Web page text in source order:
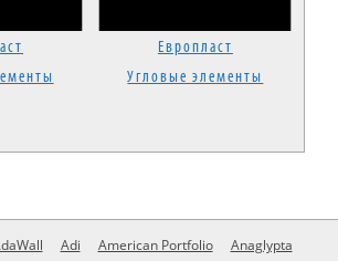
Европласт
Угловые элементы
Adi American Portfolio
Anaglypta